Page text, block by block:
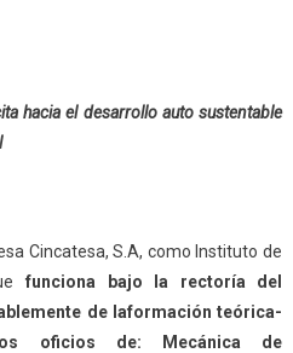
hacia el desarrollo auto sustentable
Cincatesa, S.A, como Instituto de
funciona bajo la rectoría del
de laformación teórica-
oficios de: Mecánica de